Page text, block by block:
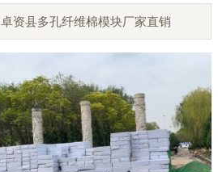
卓资县多孔纤维棉模块厂家直销